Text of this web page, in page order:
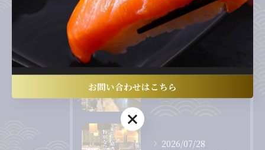
最近の投稿 Recent Posts
2026/07/31
2026/07/28
お問い合わせはこちら
お問い合わせはこちら